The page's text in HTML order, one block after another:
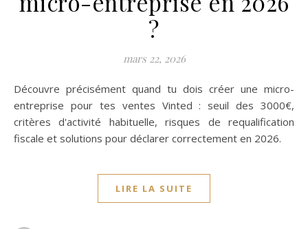
?
mars 22, 2026
Découvre précisément quand tu dois créer une micro-
entreprise pour tes ventes Vinted : seuil des 3000€,
critères d'activité habituelle, risques de requalification
fiscale et solutions pour déclarer correctement en 2026.
LIRE LA SUITE